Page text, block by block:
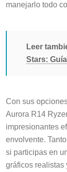
manejarlo todo
Leer
Stars:
Con sus
Aurora R14
impresionantes
envolvente.
si participas en
gráficos realistas